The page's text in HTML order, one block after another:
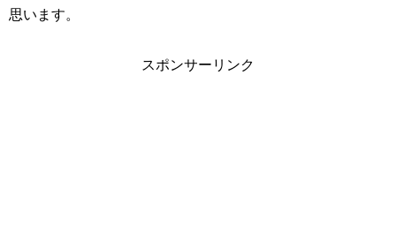
思います。
スポンサーリンク